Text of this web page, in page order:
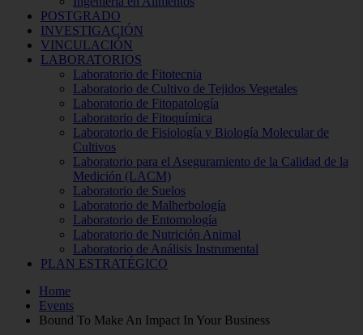
POSTGRADO
INVESTIGACIÓN
VINCULACIÓN
LABORATORIOS
Laboratorio de Fitotecnia
Laboratorio de Cultivo de Tejidos Vegetales
Laboratorio de Fitopatología
Laboratorio de Fitoquímica
Laboratorio de Fisiología y Biología Molecular de
Cultivos
Laboratorio para el Aseguramiento de la Calidad de la
Medición (LACM)
Laboratorio de Suelos
Laboratorio de Malherbología
Laboratorio de Entomología
Laboratorio de Nutrición Animal
Laboratorio de Análisis Instrumental
PLAN ESTRATÉGICO
Home
Events
Bound To Make An Impact In Your Business